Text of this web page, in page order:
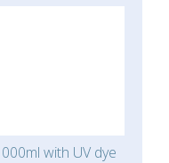
with UV dye